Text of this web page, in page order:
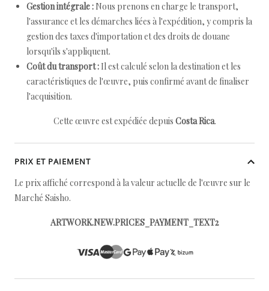
Gestion intégrale : Nous prenons en charge le transport,
l'assurance et les démarches liées à l'expédition, y compris la
gestion des taxes d'importation et des droits de douane
lorsqu'ils s'appliquent.
Coût du transport : Il est calculé selon la destination et les
caractéristiques de l'œuvre, puis confirmé avant de finaliser
l'acquisition.
Cette œuvre est expédiée depuis Costa Rica.
PRIX ET PAIEMENT
Le prix affiché correspond à la valeur actuelle de l'œuvre sur le
Marché Saisho.
ARTWORK.NEW.PRICES_PAYMENT_TEXT2